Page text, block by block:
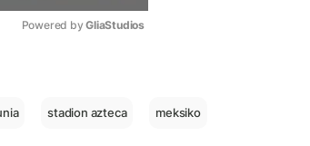
Powered by GliaStudios
stadion azteca meksiko